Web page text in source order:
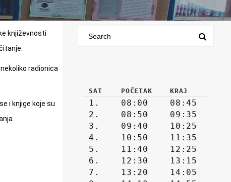
književnosti
radionica
i knjige koje su